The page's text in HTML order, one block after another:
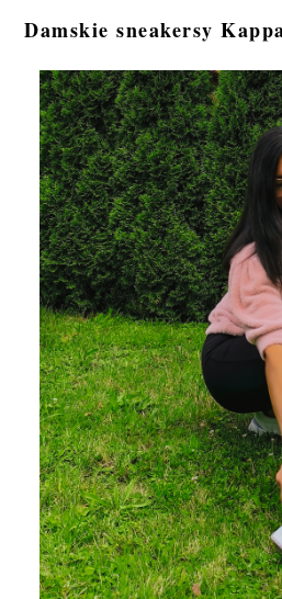
Damskie sneakersy